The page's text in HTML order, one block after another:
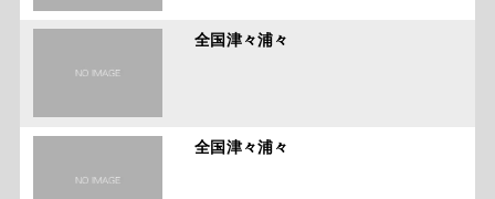
全国津々浦々
全国津々浦々